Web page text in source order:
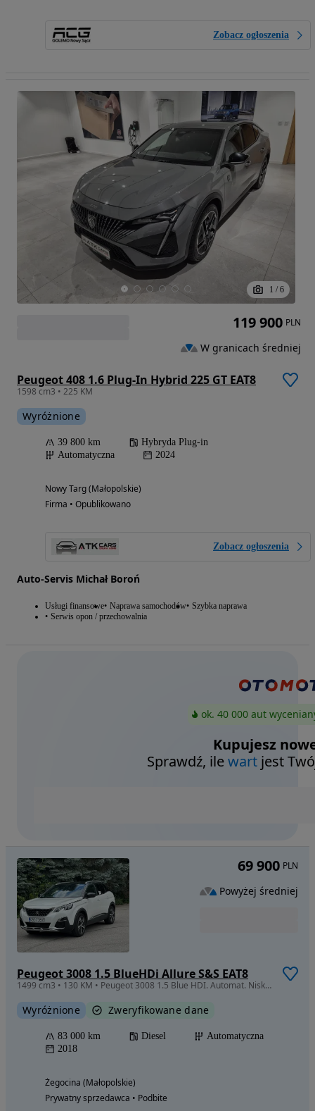
Zobacz ogłoszenia
1 / 6
Peugeot 408 1.6 Plug-In Hybrid 225 GT EAT8
1598 cm3 • 225 KM
Wyróżnione
39 800 km
Hybryda Plug-in
Automatyczna
2024
Nowy Targ (Małopolskie)
Firma • Opublikowano
Zobacz ogłoszenia
Auto-Servis Michał Boroń
Usługi finansowe Naprawa samochodów Szybka naprawa
Serwis opon / przechowalnia
119 900 PLN
W granicach średniej
ok. 40 000 aut
Kupujesz
Sprawdź, ilewart jest
Peugeot 3008 1.5 BlueHDi Allure S&S EAT8
1499 cm3 • 130 KM • Peugeot 3008 1.5 Blue HDI. Automat. Niski przebieg. Ogłoszenie prywatn
Wyróżnione Zweryfikowane dane
83 000 km Diesel
Automatyczna
2018
Żegocina (Małopolskie)
Prywatny sprzedawca • Podbite
69 900 PLN
Powyżej średniej